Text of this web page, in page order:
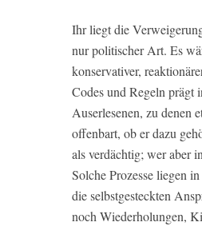
Ihr liegt die
nur politischer Art. Es
konservativer,
Codes und Regeln prägt
Auserlesenen, zu denen
offenbart, ob er dazu
als verdächtig; wer aber
Solche Prozesse liegen
die selbstgesteckten
noch Wiederholungen,